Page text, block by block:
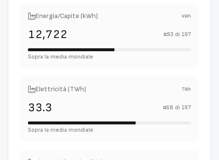
Energia/Capite (kWh) kWh
12,722 #93 di 197
Sopra la media mondiale
Elettricità (TWh) TWh
33.3 #68 di 197
Sopra la media mondiale